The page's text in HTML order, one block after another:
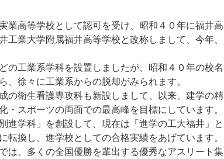
業高等学校として認可を受け、昭和４０年に福井高
工業大学附属福井高等学校と改称しまして、今年、
の工業系学科を設置しましたが、昭和４０年の校名
、徐々に工業系からの脱却がみられます。
の衛生看護専攻科も新設しまして、以来、建学の精
・スポーツの両面での最高峰を目標にしています。
進学科」を創設して、現在は「進学の工大福井」と
転換し、進学校としての合格実績をあげています。
は、多くの全国優勝を輩出する優秀なアスリート集